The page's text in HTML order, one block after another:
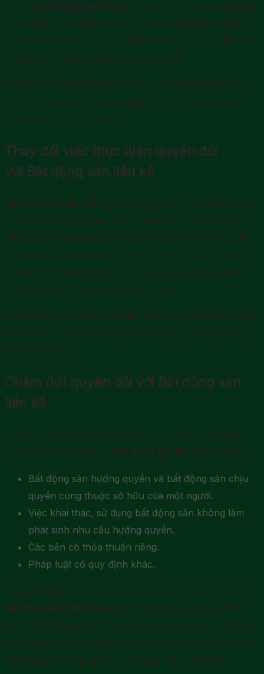
đến khi bất động sản liền kề còn tồn tại. Chỉ khi bất động
sản sát cạnh không còn nữa, khi các bất động sản nhập
làm một, hoặc khi nhu cầu sử dụng bất động sản liền kề
không còn nữa thì quyền này mới mất đi.
Do đó, nếu bất động sản liền kề được chuyển giao thì
quyền đối với bất động sản liền kề có hiệu lực đối với
người được chuyển giao đó.
Thay đổi việc thực hiện quyền đối
với Bất động sản liền kề
Bất động sản liền kề là gì? Trong quá trình sử dụng, khai
thác bất động sản chịu hưởng quyền dẫn đến thay đổi
việc thực hiện quyền đối với bất động sản hưởng quyền,
thì chủ sở hữu bất động sản chịu hưởng quyền có trách
nhiệm thông báo trước cho chủ sở hữu bất động sản
hưởng quyền trong thời gian phù hợp.
Mặt khác, chủ sở hữu nhà liền kề cần tạo điều kiện thuận
lợi cho chủ sở hữu bất động sản hưởng quyền phù hợp
với thay đổi đó.
Chấm dứt quyền đối với Bất động sản
liền kề
Tại Điều 256 Bộ luật dân sự 2015 quy định các trường
hợp chấm dứt quyền với bất động sản liền kề bao gồm:
Bất động sản hưởng quyền và bất động sản chịu
quyền cùng thuộc sở hữu của một người.
Việc khai thác, sử dụng bất động sản không làm
phát sinh nhu cầu hưởng quyền.
Các bên có thỏa thuận riêng.
Pháp luật có quy định khác.
Qua nội dung bài viết, hy vọng các nhà đầu tư đã hiểu về
bất động sản liền kề là gì và những quy định của pháp
luật về bất động sản liền kề. Điều này giúp các chủ đầu tư
tránh gặp phải những trở ngại khó khăn trong quá trình
sử dụng bất động sản khi có chung mốc ranh giới.